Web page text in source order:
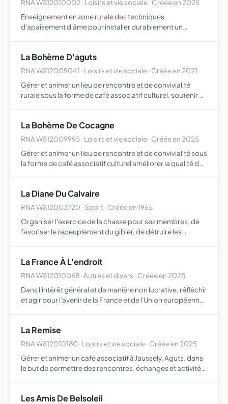
RNA W812010002 · Loisirs et vie sociale · Créée en 2025
Enseignement en zone rurale des techniques
d'apaisement d'âme pour installer durablement un
La Bohème D'aguts
RNA W812009041 · Loisirs et vie sociale · Créée en 2021
Gérer et animer un lieu de rencontre et de convivialité
rurale sous la forme de café associatif culturel, soutenir et
La Bohème De Cocagne
RNA W812009995 · Loisirs et vie sociale · Créée en 2025
Gérer et animer un lieu de rencontre et de convivialité sous
la forme de café associatif culturel améliorer la qualité de
La Diane Du Calvaire
RNA W812003720 · Sport · Créée en 1965
Organiser l'exercice de la chasse pour ses membres, de
favoriser le repeuplement du gibier, de détruire les
La France À L'endroit
RNA W812010068 · Autres et divers · Créée en 2025
Dans l'intérêt général et de manière non lucrative, réfléchir
et agir pour l'avenir de la France et de l'Union européenne
La Remise
RNA W812010180 · Loisirs et vie sociale · Créée en 2025
Gérer et animer un café associatif à Jaussely, Aguts, dans
le but de permettre des rencontres, échanges et activités
Les Amis De Belsoleil